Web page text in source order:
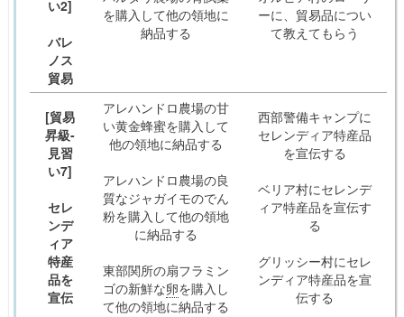
い2]
バレ
ノス
貿易
を購入して他の領地に
納品する
ーに、貿易品につい
て教えてもらう
[貿易
昇級-
見習
い7]
セレ
ンデ
ィア
特産
品を
宣伝
アレハンドロ農場の甘
い黄金蜂蜜を購入して
他の領地に納品する
アレハンドロ農場の良
質なジャガイモのでん
粉を購入して他の領地
に納品する
東部関所の扇フラミン
ゴの新鮮な卵を購入し
て他の領地に納品する
西部警備キャンプに
セレンディア特産品
を宣伝する
ベリア村にセレンデ
ィア特産品を宣伝す
る
グリッシー村にセレ
ンディア特産品を宣
伝する